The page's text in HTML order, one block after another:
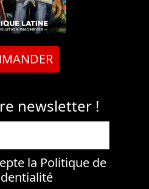
newsletter !
la Politique de